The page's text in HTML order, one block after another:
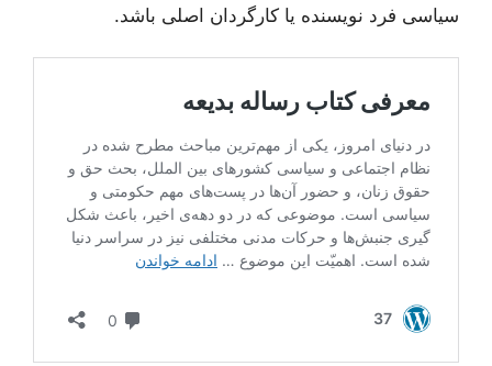
سیاسی فرد نویسنده یا کارگردان اصلی باشد.